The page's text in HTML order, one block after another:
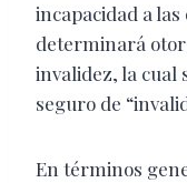
incapacidad a
determinará
invalidez, la cual
seguro de
En términos